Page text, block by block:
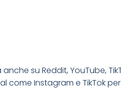
su Reddit, YouTube,
come Instagram e TikTok